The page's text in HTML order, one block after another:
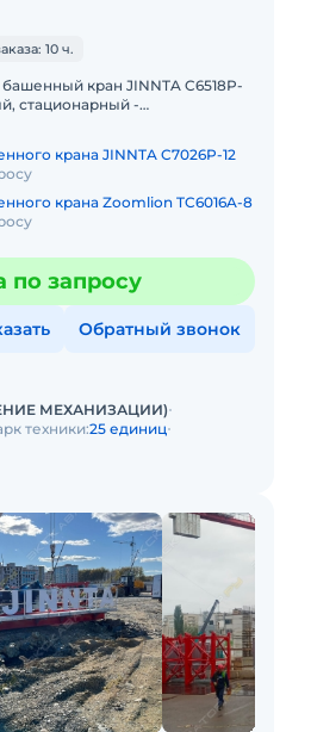
10 ч.
кран JINNTA C6518P-
стационарный -
крана JINNTA C7026P-12
крана Zoomlion TC6016A-8
по запросу
Обратный звонок
МЕХАНИЗАЦИИ)
техники:25 единиц